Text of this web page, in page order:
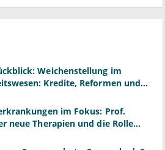
Weichenstellung im
Kredite, Reformen und
im Fokus: Prof.
neue Therapien und die Rolle